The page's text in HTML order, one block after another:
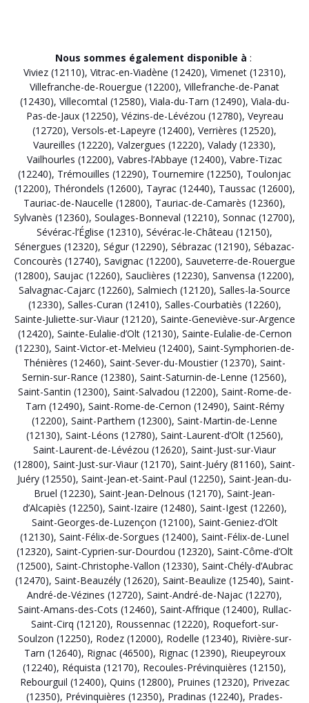
Nous sommes également disponible à :
Viviez (12110), Vitrac-en-Viadène (12420), Vimenet (12310),
Villefranche-de-Rouergue (12200), Villefranche-de-Panat
(12430), Villecomtal (12580), Viala-du-Tarn (12490), Viala-du-
Pas-de-Jaux (12250), Vézins-de-Lévézou (12780), Veyreau
(12720), Versols-et-Lapeyre (12400), Verrières (12520),
Vaureilles (12220), Valzergues (12220), Valady (12330),
Vailhourles (12200), Vabres-l’Abbaye (12400), Vabre-Tizac
(12240), Trémouilles (12290), Tournemire (12250), Toulonjac
(12200), Thérondels (12600), Tayrac (12440), Taussac (12600),
Tauriac-de-Naucelle (12800), Tauriac-de-Camarès (12360),
Sylvanès (12360), Soulages-Bonneval (12210), Sonnac (12700),
Sévérac-l’Église (12310), Sévérac-le-Château (12150),
Sénergues (12320), Ségur (12290), Sébrazac (12190), Sébazac-
Concourès (12740), Savignac (12200), Sauveterre-de-Rouergue
(12800), Saujac (12260), Sauclières (12230), Sanvensa (12200),
Salvagnac-Cajarc (12260), Salmiech (12120), Salles-la-Source
(12330), Salles-Curan (12410), Salles-Courbatiès (12260),
Sainte-Juliette-sur-Viaur (12120), Sainte-Geneviève-sur-Argence
(12420), Sainte-Eulalie-d’Olt (12130), Sainte-Eulalie-de-Cernon
(12230), Saint-Victor-et-Melvieu (12400), Saint-Symphorien-de-
Thénières (12460), Saint-Sever-du-Moustier (12370), Saint-
Sernin-sur-Rance (12380), Saint-Saturnin-de-Lenne (12560),
Saint-Santin (12300), Saint-Salvadou (12200), Saint-Rome-de-
Tarn (12490), Saint-Rome-de-Cernon (12490), Saint-Rémy
(12200), Saint-Parthem (12300), Saint-Martin-de-Lenne
(12130), Saint-Léons (12780), Saint-Laurent-d’Olt (12560),
Saint-Laurent-de-Lévézou (12620), Saint-Just-sur-Viaur
(12800), Saint-Just-sur-Viaur (12170), Saint-Juéry (81160), Saint-
Juéry (12550), Saint-Jean-et-Saint-Paul (12250), Saint-Jean-du-
Bruel (12230), Saint-Jean-Delnous (12170), Saint-Jean-
d’Alcapiès (12250), Saint-Izaire (12480), Saint-Igest (12260),
Saint-Georges-de-Luzençon (12100), Saint-Geniez-d’Olt
(12130), Saint-Félix-de-Sorgues (12400), Saint-Félix-de-Lunel
(12320), Saint-Cyprien-sur-Dourdou (12320), Saint-Côme-d’Olt
(12500), Saint-Christophe-Vallon (12330), Saint-Chély-d’Aubrac
(12470), Saint-Beauzély (12620), Saint-Beaulize (12540), Saint-
André-de-Vézines (12720), Saint-André-de-Najac (12270),
Saint-Amans-des-Cots (12460), Saint-Affrique (12400), Rullac-
Saint-Cirq (12120), Roussennac (12220), Roquefort-sur-
Soulzon (12250), Rodez (12000), Rodelle (12340), Rivière-sur-
Tarn (12640), Rignac (46500), Rignac (12390), Rieupeyroux
(12240), Réquista (12170), Recoules-Prévinquières (12150),
Rebourguil (12400), Quins (12800), Pruines (12320), Privezac
(12350), Prévinquières (12350), Pradinas (12240), Prades-